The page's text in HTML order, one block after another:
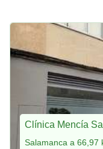
Clínica Mencía
Salamanca a 66,97